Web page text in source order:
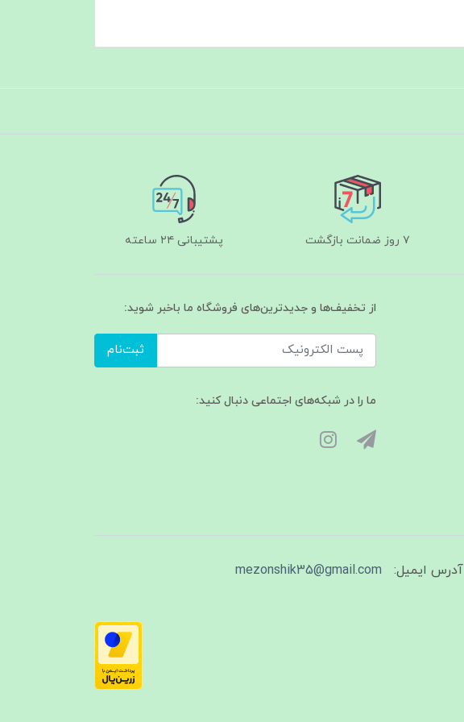
۷ روز ضمانت بازگشت پشتیبانی ۲۴ ساعته
از تخفیف‌ها و جدیدترین‌های فروشگاه ما باخبر شوید:
ثبت‌نام
ما را در شبکه‌های اجتماعی دنبال کنید:
آدرس ایمیل: mezonshik35@gmail.com